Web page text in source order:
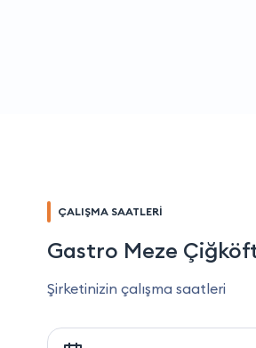
ÇALIŞMA SAATLERİ
Gastro Meze
Şirketinizin çalışma saatleri